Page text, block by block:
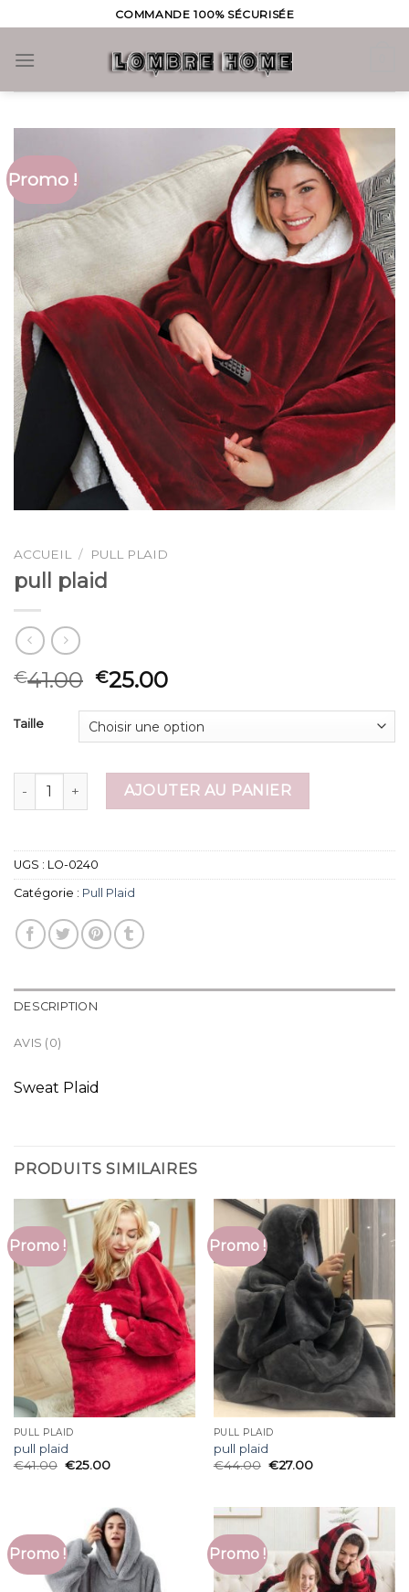
to
content
COMMANDE 100% SÉCURISÉE
Promo !
ACCUEIL / PULL PLAID
pull plaid
€41.00 €25.00
Taille
quantité de pull plaidAJOUTER AU PANIER
UGS : LO-0240
Catégorie : Pull Plaid
DESCRIPTION
AVIS (0)
Sweat Plaid
PRODUITS SIMILAIRES
Promo !
PULL PLAID
pull plaid
€41.00 €25.00
Promo !
PULL PLAID
pull plaid
€44.00 €27.00
Promo ! Promo !